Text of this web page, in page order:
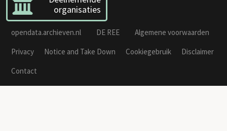
organisaties
opendata.archieven.nl DE REE
Algemene voorwaarden
Privacy
Notice and Take Down Cookiegebruik
Disclaimer
Contact